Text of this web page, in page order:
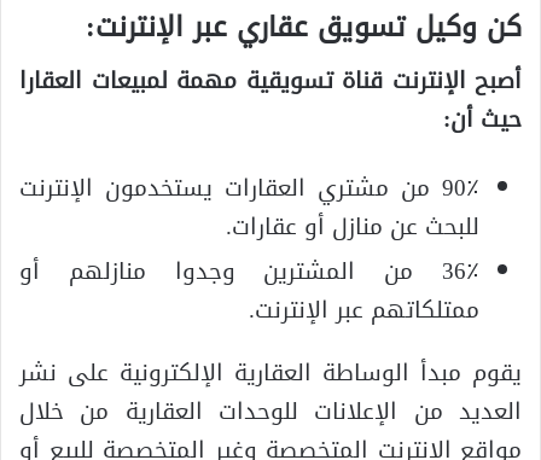
كن وكيل تسويق عقاري عبر الإنترنت:
أصبح الإنترنت قناة تسويقية مهمة لمبيعات العقارا
حيث أن:
90٪ من مشتري العقارات يستخدمون الإنترنت
للبحث عن منازل أو عقارات.
36٪ من المشترين وجدوا منازلهم أو
ممتلكاتهم عبر الإنترنت.
يقوم مبدأ الوساطة العقارية الإلكترونية على نشر
العديد من الإعلانات للوحدات العقارية من خلال
مواقع الإنترنت المتخصصة وغير المتخصصة للبيع أو